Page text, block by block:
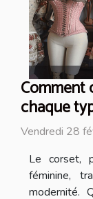
Comment
chaque
Vendredi 28
Le corset,
féminine,
modernité.